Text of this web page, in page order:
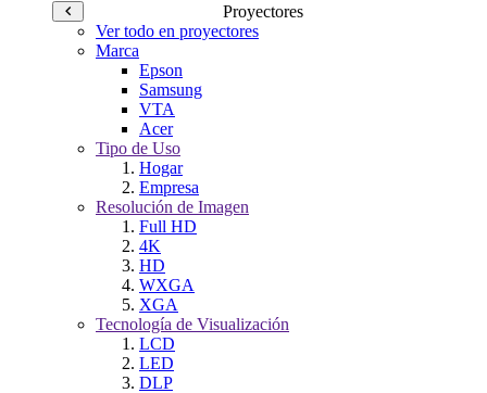
Proyectores
Ver todo en proyectores
Marca
Epson
Samsung
VTA
Acer
Tipo de Uso
Hogar
Empresa
Resolución de Imagen
Full HD
4K
HD
WXGA
XGA
Tecnología de Visualización
LCD
LED
DLP